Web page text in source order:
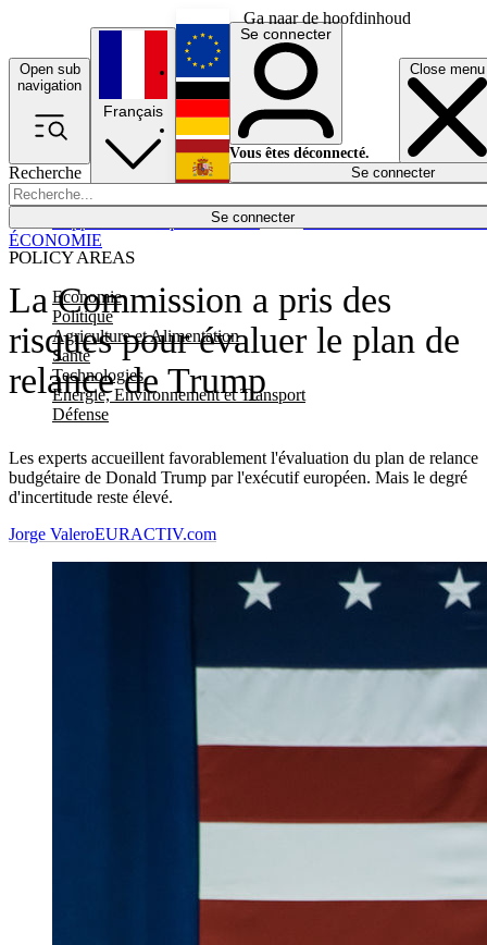
Ga naar de hoofdinhoud
Open sub
navigation
Close menu
Recherche
Se connecter
POLICY AREAS
Economie
Politique
Agriculture et Alimentation
Santé
Technologies
Energie, Environnement et Transport
Défense
Économie
Français
English
Deutsch
Español
Se connecter
Vous êtes déconnecté.
Se connecter
La Commission a pris des
risques pour évaluer le plan de
relance de Trump
Les experts accueillent favorablement l'évaluation du plan de relance
budgétaire de Donald Trump par l'exécutif européen. Mais le degré
d'incertitude reste élevé.
ÉCONOMIE
Jorge ValeroEURACTIV.com